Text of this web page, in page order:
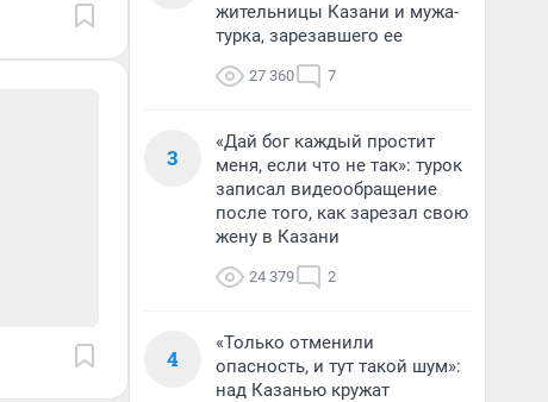
жительницы Казани и мужа-
турка, зарезавшего ее
27 360 7
3
«Дай бог каждый простит
меня, если что не так»: турок
записал видеообращение
после того, как зарезал свою
жену в Казани
24 379 2
4
«Только отменили
опасность, и тут такой шум»:
над Казанью кружат